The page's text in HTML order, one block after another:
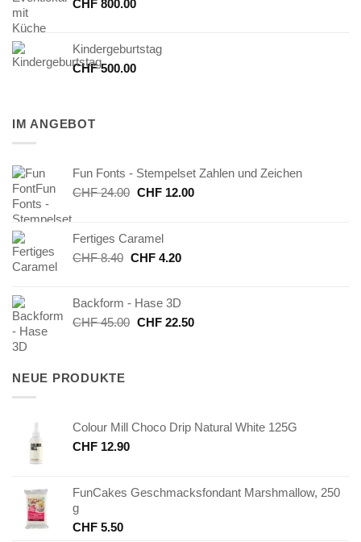
CHF 800.00
Kindergeburtstag
CHF500.00
IM ANGEBOT
Fun Fonts - Stempelset Zahlen und Zeichen
CHF24.00 Ursprünglicher
CHF 24.00
CHF12.00Aktueller
Fertiges Caramel
CHF8.40 Ursprünglicher
CHF 8.40
CHF4.20Aktueller
CHF 4.20.
Backform - Hase 3D
CHF45.00 Ursprünglicher
CHF22.50Aktueller
NEUE PRODUKTE
Colour Mill Choco Drip Natural White 125G
CHF 12.90
FunCakes Geschmacksfondant Marshmallow, 250
g
CHF 5.50